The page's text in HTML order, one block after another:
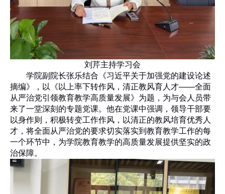
刘芹主持学习会
学院副院长张乐结合《习近平关于加强党的建设论述
摘编》，以《以上率下转作风，清正教风育人才——全面
从严治党引领教育教学高质量发展》为题，为与会人员带
来了一堂深刻的专题党课。他在党课中强调，领导干部要
以身作则，积极转变工作作风，以清正的教风培育优秀人
才，将全面从严治党的要求切实落实到教育教学工作的每
一个环节中，为学院教育教学的高质量发展提供坚实的政
治保障。